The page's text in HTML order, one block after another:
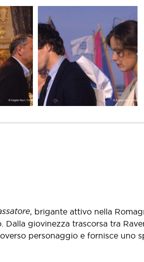
, brigante attivo nella
giovinezza trascorsa tra
personaggio e fornisce uno